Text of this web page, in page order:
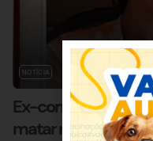
NOTÍCIA
Ex-companheiro é
matar mulher